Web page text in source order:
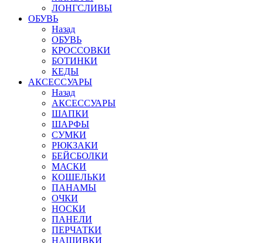
ЛОНГСЛИВЫ
ОБУВЬ
Назад
ОБУВЬ
КРОССОВКИ
БОТИНКИ
КЕДЫ
АКСЕССУАРЫ
Назад
АКСЕССУАРЫ
ШАПКИ
ШАРФЫ
СУМКИ
РЮКЗАКИ
БЕЙСБОЛКИ
МАСКИ
КОШЕЛЬКИ
ПАНАМЫ
ОЧКИ
НОСКИ
ПАНЕЛИ
ПЕРЧАТКИ
НАШИВКИ